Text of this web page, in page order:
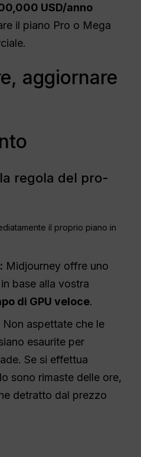
USD/anno
il piano Pro o Mega
aggiornare
regola del pro-
il proprio piano in
: Midjourney offre uno
base alla vostra
di GPU veloce.
Non aspettate che le
esaurite per
Se si effettua
sono rimaste delle ore,
detratto dal prezzo